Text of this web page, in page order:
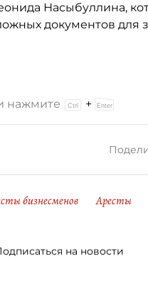
Насыбуллина,
документов для
нажмите +
бизнесменов Аресты
на новости